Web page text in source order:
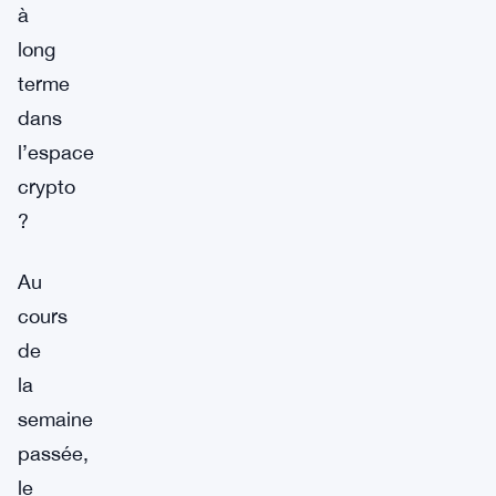
à
long
terme
dans
l’espace
crypto
?
Au
cours
de
la
semaine
passée,
le